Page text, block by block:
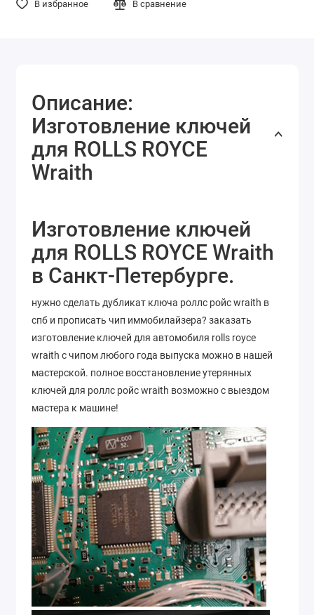
В избранное В сравнение
Описание:
Изготовление ключей
для ROLLS ROYCE
Wraith
Изготовление ключей
для ROLLS ROYCE Wraith
в Санкт-Петербурге.
нужно сделать дубликат ключа роллс ройс wraith в
спб и прописать чип иммобилайзера? заказать
изготовление ключей для автомобиля rolls royce
wraith с чипом любого года выпуска можно в нашей
мастерской. полное восстановление утерянных
ключей для роллс ройс wraith возможно с выездом
мастера к машине!